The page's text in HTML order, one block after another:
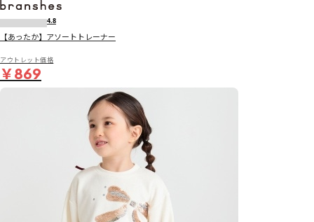
4.8
【あったか】アソートトレーナー
アウトレット価格
￥869